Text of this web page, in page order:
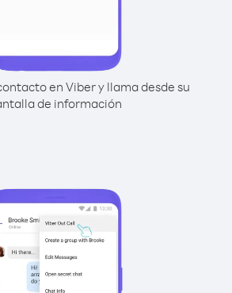
en Viber y llama desde su
de información